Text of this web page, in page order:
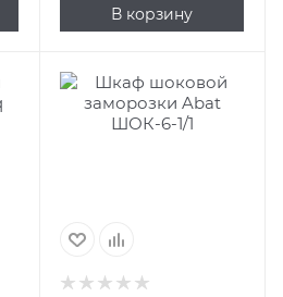
В корзину
Подпись к товару
встроенный
агрегат; от 90 до 3
60х40 см; 220 В